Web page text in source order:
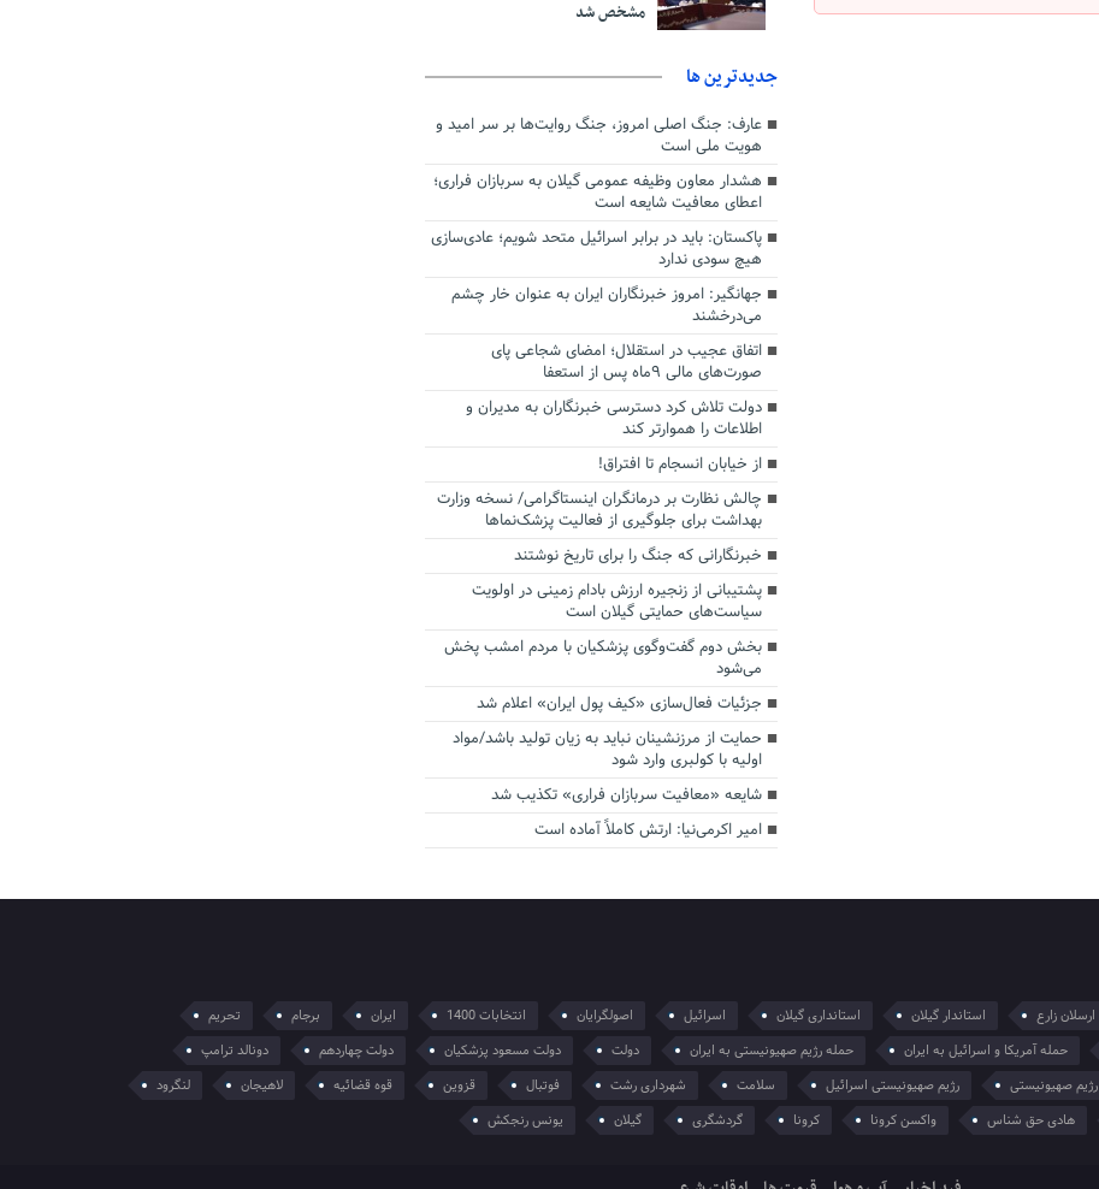
مشخص شد
جديدترين ها
عارف: جنگ اصلی امروز، جنگ روایت‌ها بر سر امید و
هویت ملی است
هشدار معاون وظیفه عمومی گیلان به سربازان فراری؛
اعطای معافیت شایعه است
پاکستان: باید در برابر اسرائیل متحد شویم؛ عادی‌سازی
هیچ سودی ندارد
جهانگیر: امروز خبرنگاران ایران به عنوان خار چشم
می‌درخشند
اتفاق عجیب در استقلال؛ امضای شجاعی پای
صورت‌های مالی ٩ماه پس از استعفا
دولت تلاش کرد دسترسی خبرنگاران به مدیران و
اطلاعات را هموارتر کند
از خیابان انسجام تا افتراق!
چالش نظارت بر درمانگران اینستاگرامی/ نسخه وزارت
بهداشت برای جلوگیری از فعالیت پزشک‌نماها
خبرنگارانی که جنگ را برای تاریخ نوشتند
پشتیبانی از زنجیره ارزش بادام زمینی در اولویت
سیاست‌های حمایتی گیلان است
بخش دوم گفت‌وگوی پزشکیان با مردم امشب پخش
می‌شود
جزئیات فعال‌سازی «کیف پول ایران» اعلام شد
حمایت از مرزنشینان نباید به زیان تولید باشد/مواد
اولیه با کولبری وارد شود
شایعه «معافیت سربازان فراری» تکذیب شد
امیر اکرمی‌نیا: ارتش کاملاً آماده است
ارسلان زارع استاندار گیلان استانداری گیلان اسرائیل اصولگرایان انتخابات 1400 ایران برجام
تحریم
حمله آمریکا و اسرائیل به ایران حمله رژیم صهیونیستی به ایران دولت دولت مسعود پزشکیان دولت چهاردهم
دونالد ترامپ
رژیم صهیونیستی رژیم صهیونیستی اسرائیل سلامت شهرداری رشت فوتبال قزوین قوه قضائیه لاهیجان
لنگرود
هادی حق شناس واکسن کرونا کرونا گردشگری گیلان یونس رنجکش